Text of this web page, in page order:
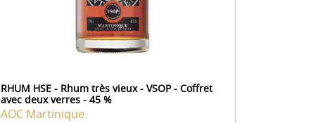
RHUM HSE - Rhum très vieux - VSOP - Coffret
avec deux verres - 45 %
AOC Martinique